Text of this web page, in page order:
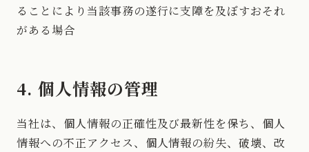
ることにより当該事務の遂行に支障を及ぼすおそれ
がある場合
4. 個人情報の管理
当社は、個人情報の正確性及び最新性を保ち、個人
情報への不正アクセス、個人情報の紛失、破壊、改